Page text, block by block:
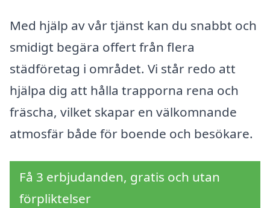
Med hjälp av vår tjänst kan du snabbt och
smidigt begära offert från flera
städföretag i området. Vi står redo att
hjälpa dig att hålla trapporna rena och
fräscha, vilket skapar en välkomnande
atmosfär både för boende och besökare.
Få 3 erbjudanden, gratis och utan
förpliktelser